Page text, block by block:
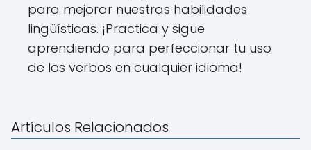
para mejorar nuestras habilidades
lingüísticas. ¡Practica y sigue
aprendiendo para perfeccionar tu uso
de los verbos en cualquier idioma!
Artículos Relacionados